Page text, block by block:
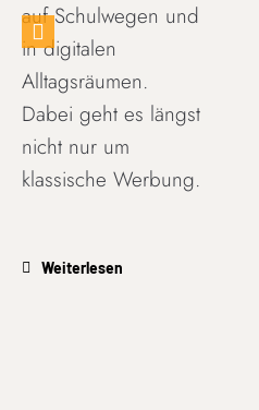
auf Schulwegen und
in digitalen
Alltagsräumen.
Dabei geht es längst
nicht nur um
klassische Werbung.
Weiterlesen